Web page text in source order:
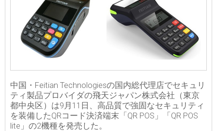
中国・Feitian Technologiesの国内総代理店でセキュリ
ティ製品プロバイダの飛天ジャパン株式会社（東京
都中央区）は9月11日、高品質で強固なセキュリティ
を装備したQRコード決済端末「QR POS」「QR POS
lite」の2機種を発売した。